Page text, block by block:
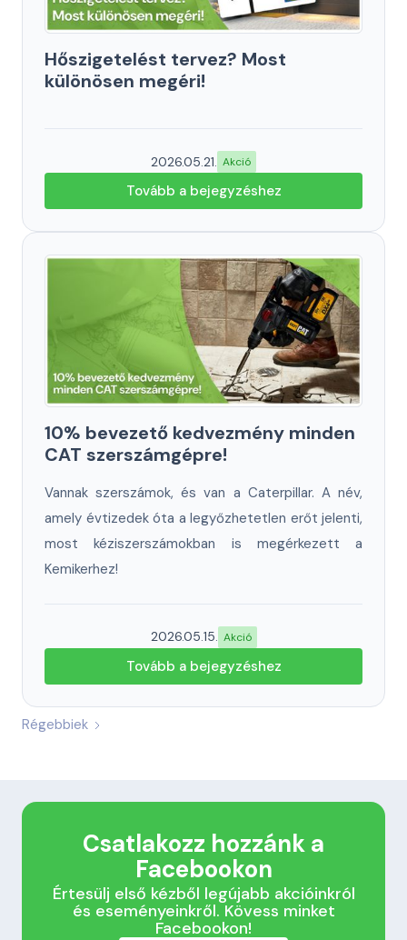
Hőszigetelést tervez? Most
különösen megéri!
2026.05.21. Akció
Tovább a bejegyzéshez
10% bevezető kedvezmény minden
CAT szerszámgépre!
Vannak szerszámok, és van a Caterpillar. A név,
amely évtizedek óta a legyőzhetetlen erőt jelenti,
most kéziszerszámokban is megérkezett a
Kemikerhez!
2026.05.15. Akció
Tovább a bejegyzéshez
Régebbiek
Csatlakozz hozzánk a
Facebookon
Értesülj első kézből legújabb akcióinkról
és eseményeinkről. Kövess minket
Facebookon!